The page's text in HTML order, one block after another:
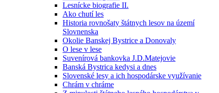
Lesnícke biografie II.
Ako chutí les
Historia rovnošaty štátnych lesov na území
Slovnenska
Okolie Banskej Bystrice a Donovaly
O lese v lese
Suvenírová bankovka J.D.Matejovie
Banská Bystrica kedysi a dnes
Slovenské lesy a ich hospodárske využívanie
Chrám v chráme